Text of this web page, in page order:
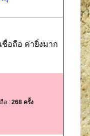
ชื่อถือ ค่ายิ่งมาก
อ : 268 ครั้ง